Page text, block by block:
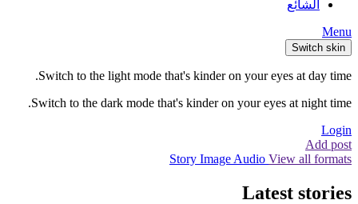
الشائع
Menu
Switch skin
Switch to the light mode that's kinder on your eyes at day time.
Switch to the dark mode that's kinder on your eyes at night time.
Login
Add post
Story Image Audio View all formats
Latest stories